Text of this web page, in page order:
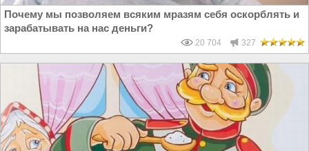
Почему мы позволяем всяким мразям себя оскорблять и
зарабатывать на нас деньги?
20 704 327